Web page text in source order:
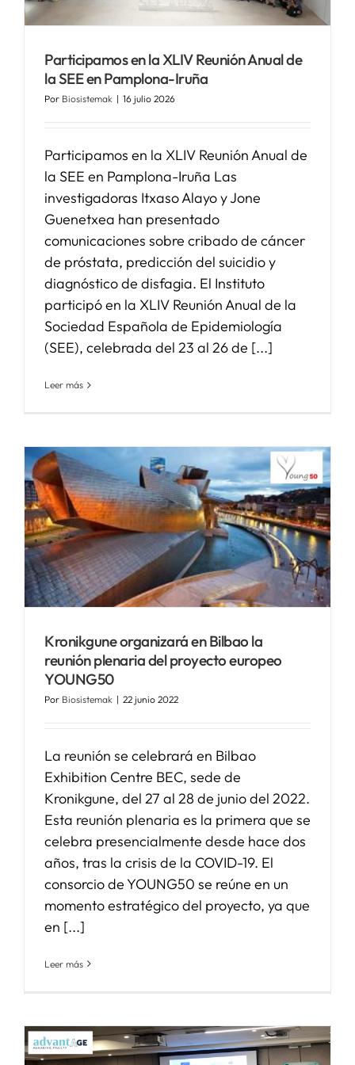
Participamos en la XLIV Reunión Anual de
la SEE en Pamplona-Iruña
Por Biosistemak | 16 julio 2026
Participamos en la XLIV Reunión Anual de
la SEE en Pamplona-Iruña Las
investigadoras Itxaso Alayo y Jone
Guenetxea han presentado
comunicaciones sobre cribado de cáncer
de próstata, predicción del suicidio y
diagnóstico de disfagia. El Instituto
participó en la XLIV Reunión Anual de la
Sociedad Española de Epidemiología
(SEE), celebrada del 23 al 26 de [...]
Leer más
Kronikgune organizará en Bilbao la
reunión plenaria del proyecto europeo
YOUNG50
Por Biosistemak | 22 junio 2022
La reunión se celebrará en Bilbao
Exhibition Centre BEC, sede de
Kronikgune, del 27 al 28 de junio del 2022.
Esta reunión plenaria es la primera que se
celebra presencialmente desde hace dos
años, tras la crisis de la COVID-19. El
consorcio de YOUNG50 se reúne en un
momento estratégico del proyecto, ya que
en [...]
Leer más